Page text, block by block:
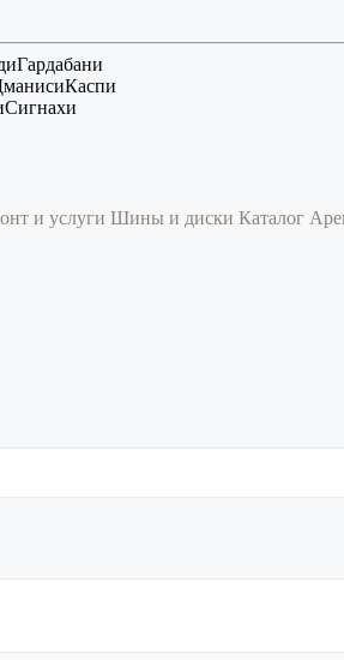
Гардабани
Каспи
Сигнахи
и услуги Шины и диски Каталог